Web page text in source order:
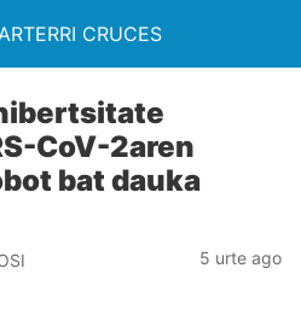
CRUCES
CoV-2aren
bat dauka
5 urte ago